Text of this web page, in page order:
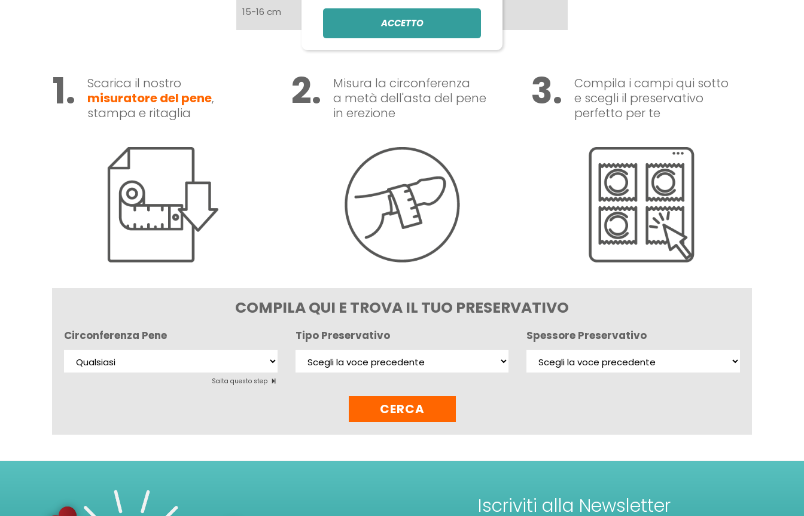
15-16 cm 72 mm
1.
Scarica il nostro
misuratore del pene,
stampa e ritaglia
2.
Misura la circonferenza
a metà dell'asta del pene
in erezione
3.
Compila i campi qui sotto
e scegli il preservativo
perfetto per te
COMPILA QUI E TROVA IL TUO PRESERVATIVO
Circonferenza Pene
Salta questo step
Tipo Preservativo Spessore Preservativo
Iscriviti alla Newsletter
ACCETTO